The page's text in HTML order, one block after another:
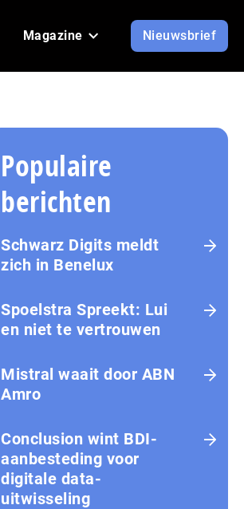
Magazine Nieuwsbrief
Populaire
berichten
Schwarz Digits meldt
zich in Benelux
Spoelstra Spreekt: Lui
en niet te vertrouwen
Mistral waait door ABN
Amro
Conclusion wint BDI-
aanbesteding voor
digitale data-
uitwisseling